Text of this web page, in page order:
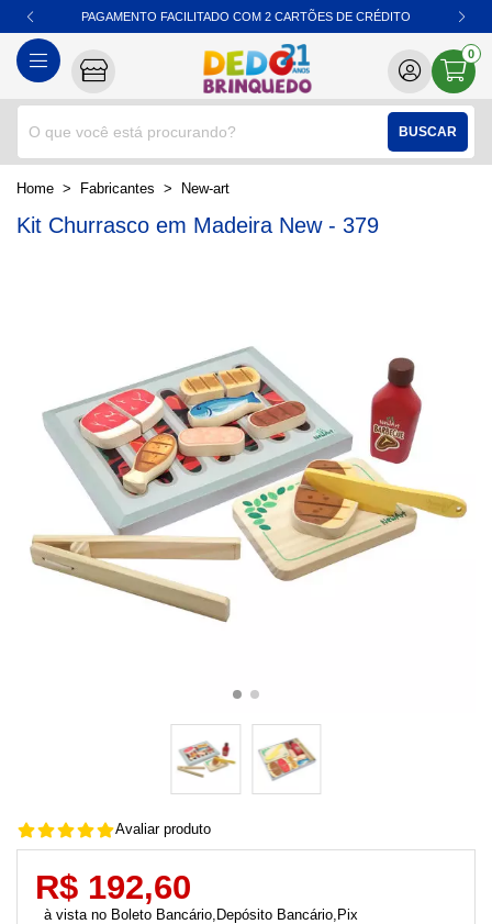
BUSCAR
0
PAGAMENTO FACILITADO COM 2 CARTÕES DE CRÉDITO
home Fabricantes new-art
Kit Churrasco em Madeira New - 379
Avaliar produto
R$ 192,60
Boleto Bancário,Depósito Bancário,Pix